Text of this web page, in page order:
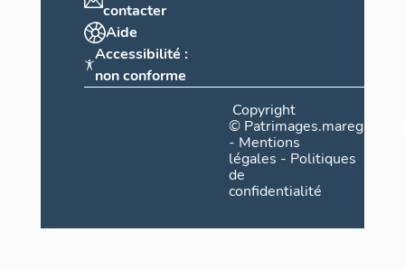
contacter
Aide
Accessibilité :
non conforme
Copyright
©
- Mentions
légales - Politiques
de
confidentialité